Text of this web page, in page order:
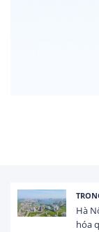
HOẠT
USD